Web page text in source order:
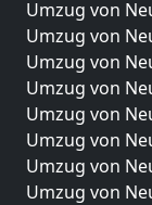
Umzug von
Umzug von
Umzug von
Umzug von
Umzug von
Umzug von
Umzug von
Umzug von